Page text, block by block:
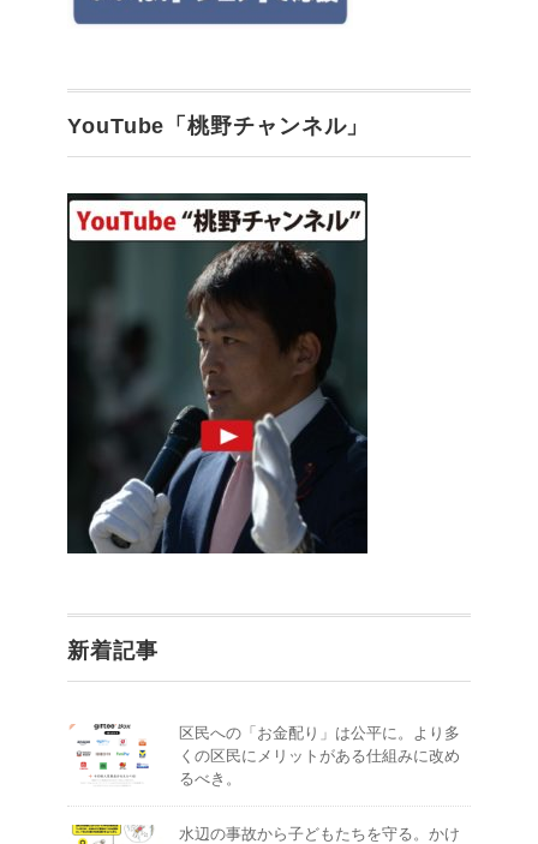
YouTube「桃野チャンネル」
新着記事
区民への「お金配り」は公平に。より多
くの区民にメリットがある仕組みに改め
るべき。
水辺の事故から子どもたちを守る。かけ